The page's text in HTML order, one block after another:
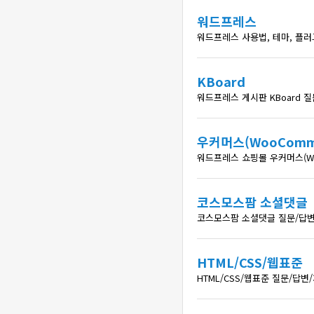
워드프레스
워드프레스 사용법, 테마, 플
KBoard
워드프레스 게시판 KBoard
우커머스
워드프레스 쇼핑몰 우커머스
코스모스팜 소셜댓글
코스모스팜 소셜댓글 질문/답
HTML/CSS/웹표준
HTML/CSS/웹표준 질문/답변